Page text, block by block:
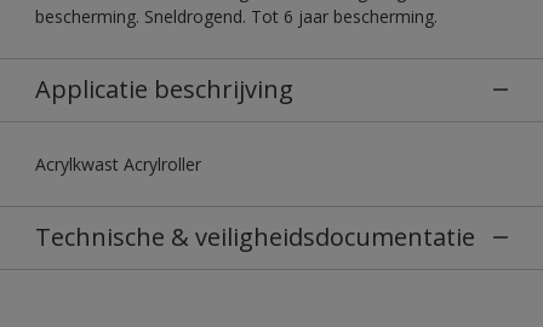
bescherming. Sneldrogend. Tot 6 jaar bescherming.
Applicatie beschrijving
Acrylkwast Acrylroller
Technische & veiligheidsdocumentatie